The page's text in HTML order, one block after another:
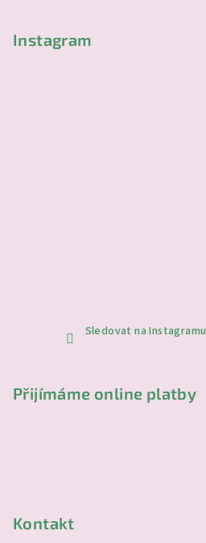
Instagram
Sledovat na Instagramu
Přijímáme online platby
Kontakt